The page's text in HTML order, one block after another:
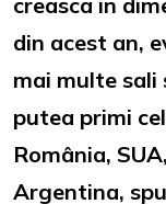
din acest an,
mai multe
putea primi
România,
Argentina,